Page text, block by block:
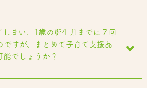
しまい、1歳の誕生月までに７回
ですが、まとめて子育て支援品
能でしょうか？